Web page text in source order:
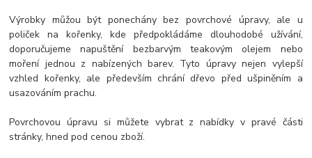
Výrobky můžou být ponechány bez povrchové úpravy, ale u
poliček na kořenky, kde předpokládáme dlouhodobé užívání,
doporučujeme napuštění bezbarvým teakovým olejem nebo
moření jednou z nabízených barev. Tyto úpravy nejen vylepší
vzhled kořenky, ale především chrání dřevo před ušpiněním a
usazováním prachu.
Povrchovou úpravu si můžete vybrat z nabídky v pravé části
stránky, hned pod cenou zboží.